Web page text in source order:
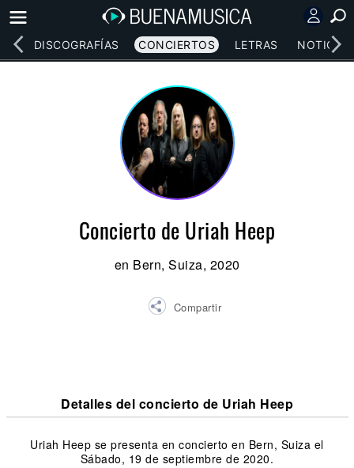
DISCOGRAFÍAS CONCIERTOS LETRAS NOTICIAS
Concierto de Uriah Heep
en Bern, Suiza, 2020
Compartir
Detalles del concierto de Uriah Heep
Uriah Heep se presenta en concierto en Bern, Suiza el
Sábado, 19 de septiembre de 2020.